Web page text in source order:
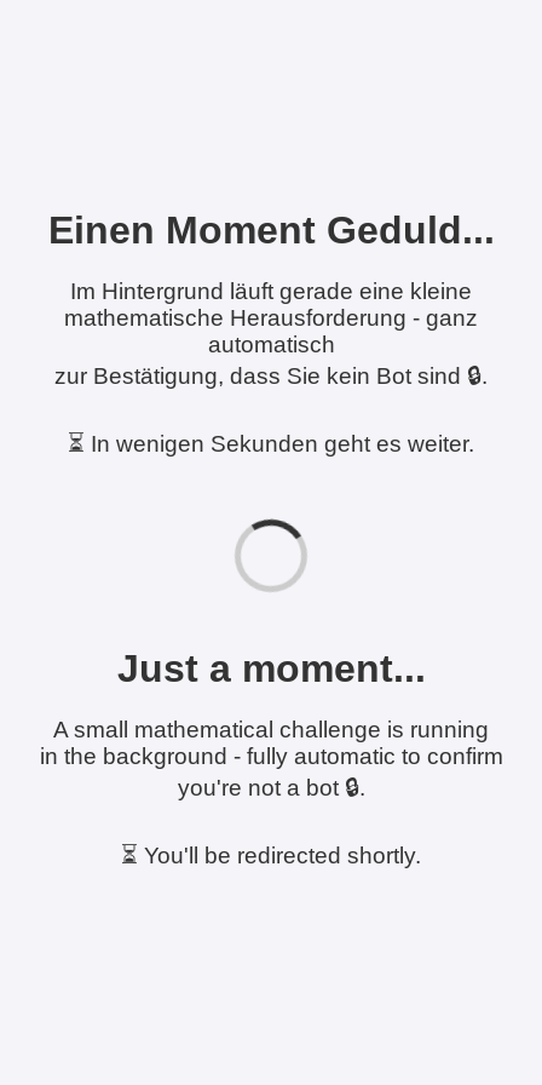
Einen Moment Geduld...
Im Hintergrund läuft gerade eine kleine
mathematische Herausforderung - ganz
automatisch
zur Bestätigung, dass Sie kein Bot sind 🔒.
⏳ In wenigen Sekunden geht es weiter.
Just a moment...
A small mathematical challenge is running
in the background - fully automatic to confirm
you're not a bot 🔒.
⏳ You'll be redirected shortly.